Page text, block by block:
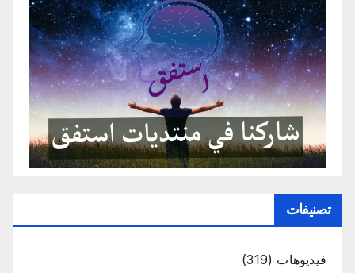
تصنيفات
فيديوهات (319)